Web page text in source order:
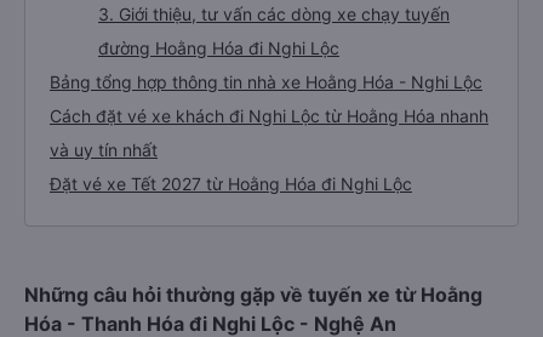
3. Giới thiệu, tư vấn các dòng xe chạy tuyến
đường Hoằng Hóa đi Nghi Lộc
Bảng tổng hợp thông tin nhà xe Hoằng Hóa - Nghi Lộc
Cách đặt vé xe khách đi Nghi Lộc từ Hoằng Hóa nhanh
và uy tín nhất
Đặt vé xe Tết 2027 từ Hoằng Hóa đi Nghi Lộc
Những câu hỏi thường gặp về tuyến xe từ Hoằng
Hóa - Thanh Hóa đi Nghi Lộc - Nghệ An